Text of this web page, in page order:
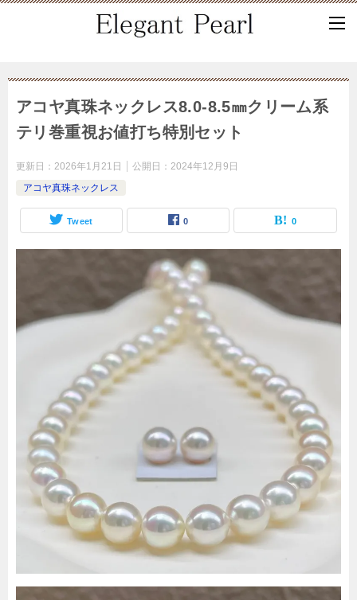
アコヤ真珠ネックレス8.0-8.5㎜クリーム系
テリ巻重視お値打ち特別セット
更新日： 2026年1月21日 公開日： 2024年12月9日
アコヤ真珠ネックレス
Tweet 0 0